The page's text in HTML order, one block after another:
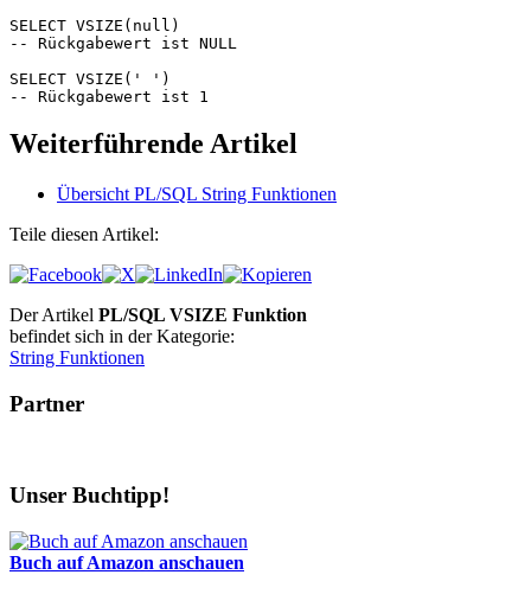
SELECT VSIZE(null)
-- Rückgabewert ist NULL
SELECT VSIZE(' ')
-- Rückgabewert ist 1
Weiterführende Artikel
Übersicht PL/SQL String Funktionen
Teile diesen Artikel:
Der Artikel PL/SQL VSIZE Funktion
befindet sich in der Kategorie:
String Funktionen
Partner
Unser Buchtipp!
Buch auf Amazon anschauen